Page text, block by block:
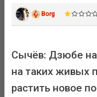
Borg
Сычёв: Дзюбе
на таких живых
растить новое